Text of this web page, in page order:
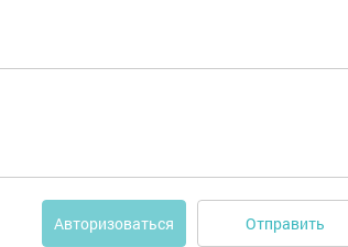
Авторизоваться Отправить